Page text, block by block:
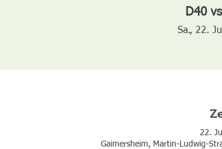
D40
Sa., 22.
22.
Gaimersheim, Martin-Ludwig-